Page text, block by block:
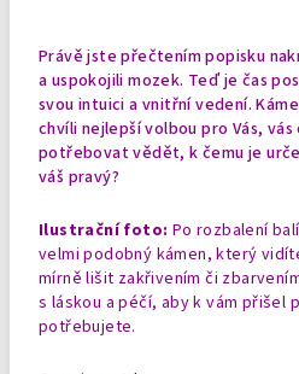
Právě jste přečtením popisku
a uspokojili mozek. Teď je čas
svou intuici a vnitřní vedení.
chvíli nejlepší volbou pro Vás,
potřebovat vědět, k čemu je
váš pravý?
Ilustrační foto: Po rozbalení
velmi podobný kámen, který
mírně lišit zakřivením či
s láskou a péčí, aby k vám přišel
potřebujete.